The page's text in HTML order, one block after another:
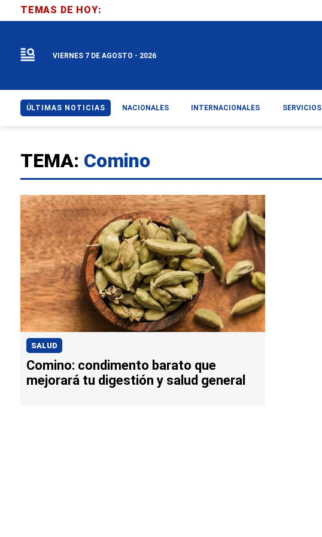
TEMA: Comino
SALUD
Comino: condimento barato que
mejorará tu digestión y salud general
TEMAS DE HOY:
VIERNES 7 DE AGOSTO - 2026
ÚLTIMAS NOTICIAS NACIONALES INTERNACIONALES SERVICIOS